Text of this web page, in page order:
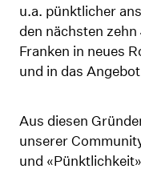
u.a. pünktlicher
den nächsten
Franken in neues
und in das
Aus diesen
unserer
und